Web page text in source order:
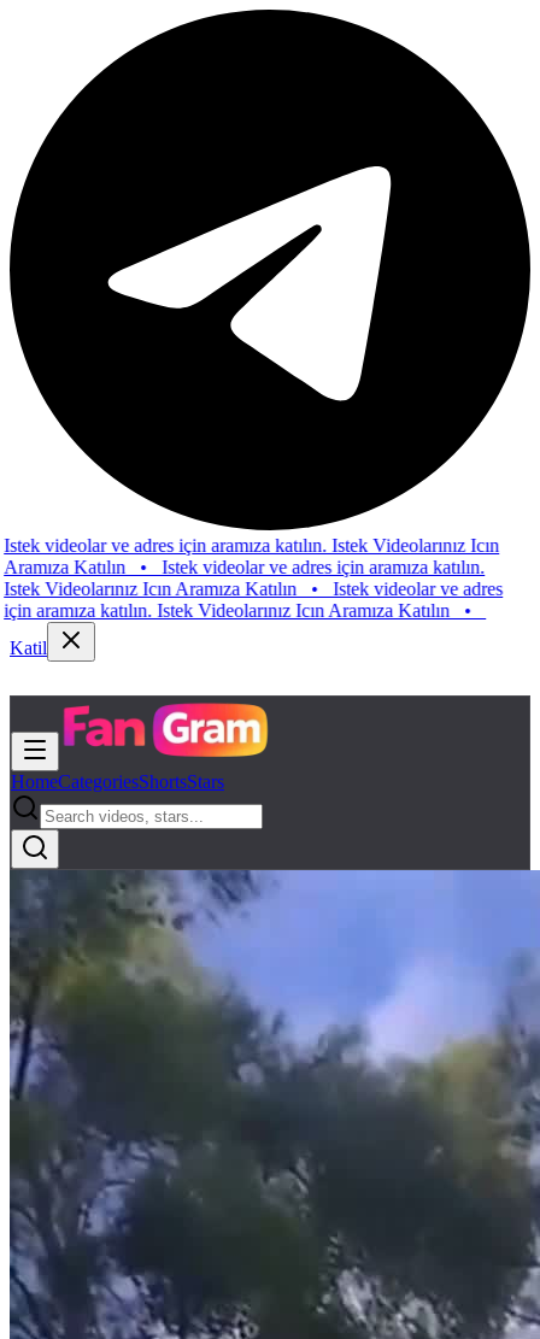
videolar ve adres için aramıza katılın. Istek Videolarınız Icın
Katılın•
Istek videolar ve adres için aramıza katılın.
Videolarınız Icın Aramıza Katılın•
Istek videolar ve adres
katılın. Istek Videolarınız Icın Aramıza Katılın•
Katil
HomeCategoriesShortsStars